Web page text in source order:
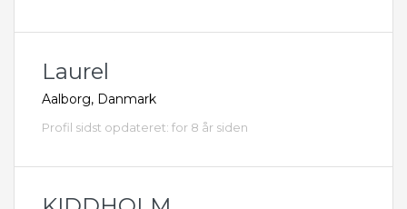
Laurel
Aalborg, Danmark
Profil sidst opdateret: for 8 år siden